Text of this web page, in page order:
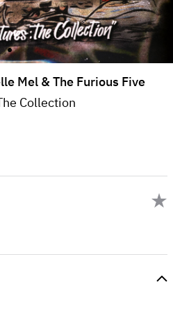
Mel & The Furious Five
Collection